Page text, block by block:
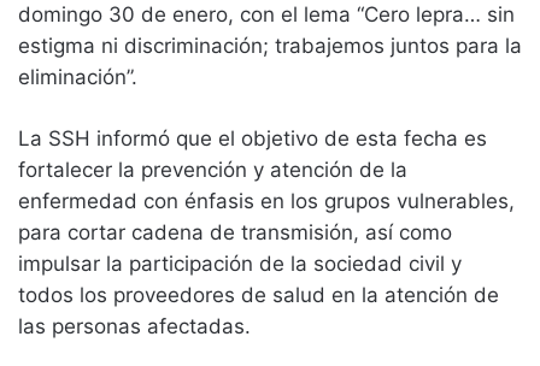
domingo 30 de enero, con el lema “Cero lepra… sin
estigma ni discriminación; trabajemos juntos para la
eliminación”.
La SSH informó que el objetivo de esta fecha es
fortalecer la prevención y atención de la
enfermedad con énfasis en los grupos vulnerables,
para cortar cadena de transmisión, así como
impulsar la participación de la sociedad civil y
todos los proveedores de salud en la atención de
las personas afectadas.